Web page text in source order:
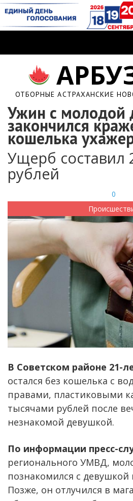
ОТБОРНЫЕ АСТРАХАНСКИЕ
Ужин с молодой
закончился
кошелька
Ущерб составил
рублей
0
В Советском районе 21-
остался без кошелька с
правами, пластиковыми
тысячами рублей после
незнакомой девушкой.
По информации пресс-
регионального УМВД,
познакомился с девушкой
Позже, он отлучился в